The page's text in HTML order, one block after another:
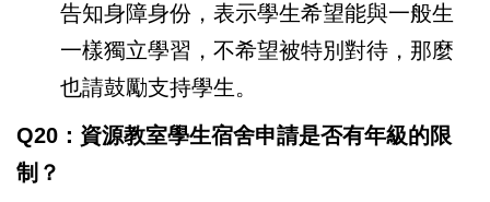
告知身障身份，表示學生希望能與一般生
一樣獨立學習，不希望被特別對待，那麼
也請鼓勵支持學生。
Q20：資源教室學生宿舍申請是否有年級的限
制？